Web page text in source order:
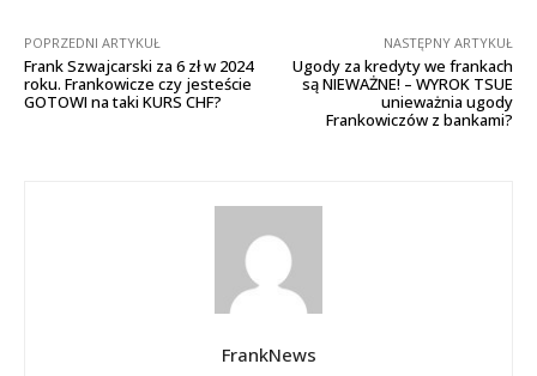
POPRZEDNI ARTYKUŁ
Frank Szwajcarski za 6 zł w 2024
roku. Frankowicze czy jesteście
GOTOWI na taki KURS CHF?
NASTĘPNY ARTYKUŁ
Ugody za kredyty we frankach
są NIEWAŻNE! – WYROK TSUE
unieważnia ugody
Frankowiczów z bankami?
FrankNews